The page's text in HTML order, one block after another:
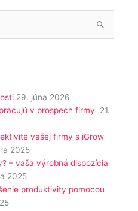
29. júna 2026
v prospech firmy
21.
vašej firmy s iGrow
2025
– vaša výrobná dispozícia
2025
produktivity pomocou